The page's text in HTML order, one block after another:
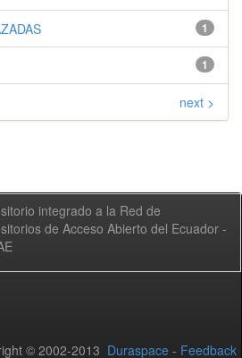
1
1
next >
integrado a la Red de
de Acceso Abierto del Ecuador -
© 2002-2013 Duraspace - Feedback